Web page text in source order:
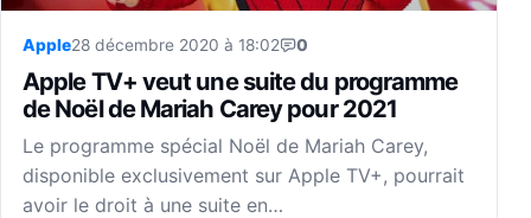
Apple28 décembre 2020 à 18:02 0
Apple TV+ veut une suite du programme
de Noël de Mariah Carey pour 2021
Le programme spécial Noël de Mariah Carey,
disponible exclusivement sur Apple TV+, pourrait
avoir le droit à une suite en…